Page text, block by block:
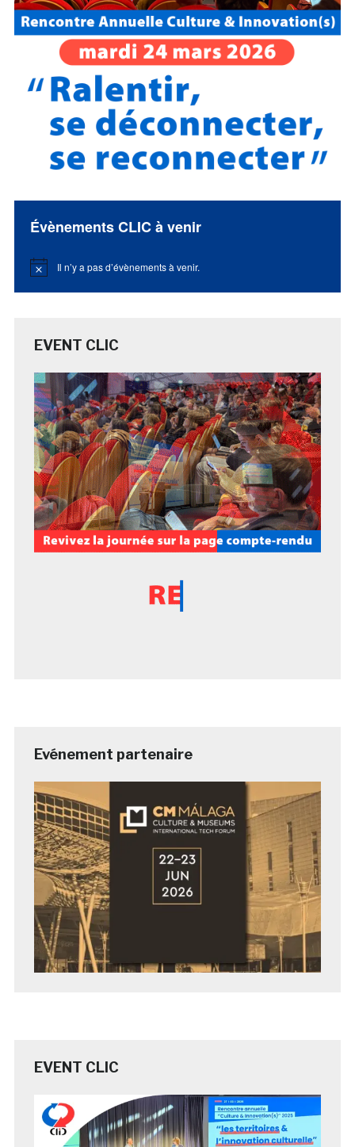
Évènements CLIC à venir
Notice Il n’y a pas d’évènements à venir.
EVENT CLIC
Evénement partenaire
EVENT CLIC